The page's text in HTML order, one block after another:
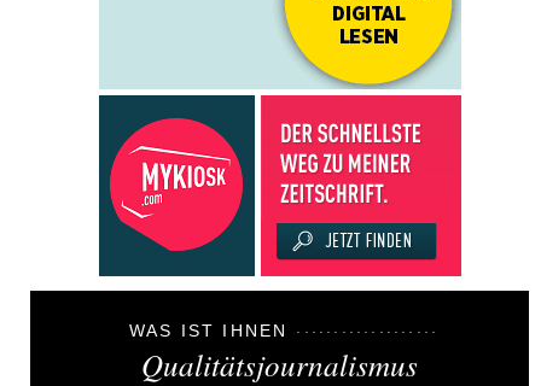
WAS IST IHNEN
Qualitätsjournalismus